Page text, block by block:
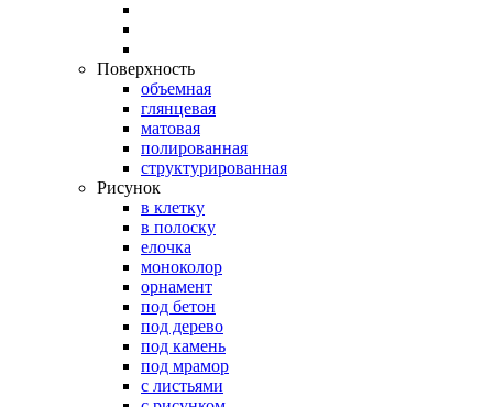
Поверхность
объемная
глянцевая
матовая
полированная
структурированная
Рисунок
в клетку
в полоску
елочка
моноколор
орнамент
под бетон
под дерево
под камень
под мрамор
с листьями